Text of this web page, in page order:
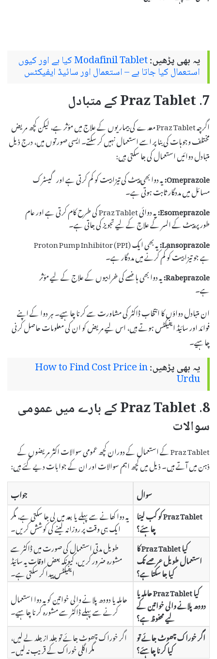
یہ بھی پڑھیں: Modafinil Tablet کیا ہے اور کیوں
استعمال کیا جاتا ہے – استعمال اور سائیڈ ایفیکٹس
7. Praz Tablet کے متبادل
اگرچہ Praz Tablet معدے کی بیماریوں کے علاج میں مؤثر ہے، لیکن کچھ مریض
مختلف وجوہات کی بنا پر اسے استعمال نہیں کر سکتے۔ ایسی صورتوں میں، درج ذیل
متبادل دوائیں استعمال کی جا سکتی ہیں:
Omeprazole:یہ دوا بھی پیٹ کی تیزابیت کو کم کرتی ہے اور گیسٹرک
مسائل میں مددگار ثابت ہوتی ہے۔
Esomeprazole:
یہ دوائی Praz Tablet کی طرح کام کرتی ہے اور عام
طور پر پیٹ کے السر کے علاج کے لیے تجویز کی جاتی ہے۔
Lansoprazole:
یہ بھی ایک Proton Pump Inhibitor (PPI)
ہے جو تیزابیت کو کم کرنے میں مددگار ہے۔
Rabeprazole:یہ دوا بھی ہاضمے کی خرابیوں کے علاج کے لیے مؤثر
ہے۔
ان متبادل دواؤں کا انتخاب ڈاکٹر کی مشاورت سے کرنا چاہیے۔ ہر دوا کے اپنے
فوائد اور سائیڈ ایفیکٹس ہوتے ہیں، اس لیے مریض کو ان کی معلومات حاصل کرنی
چاہیے۔
یہ بھی پڑھیں:How to Find Cost Price in
Urdu
8. Praz Tablet کے بارے میں عمومی
سوالات
Praz Tablet کے استعمال کے دوران کچھ عمومی سوالات اکثر مریضوں کے
ذہن میں آتے ہیں۔ ذیل میں کچھ اہم سوالات اور ان کے جوابات دیے گئے ہیں:
سوال
جواب
Praz Tablet کو کب لینا
چاہئے؟
یہ دوا کھانے سے پہلے یا بعد میں لی جا سکتی ہے، مگر
ایک ہی وقت پر روزانہ لینے کی کوشش کریں۔
کیا Praz Tablet کا
استعمال طویل عرصے تک
کیا جا سکتا ہے؟
طویل مدتی استعمال کی صورت میں ڈاکٹر سے
مشورہ ضرور کریں، کیونکہ بعض اوقات یہ سائیڈ
ایفیکٹس پیدا کر سکتی ہے۔
کیا Praz Tablet حاملہ یا
دودھ پلانے والی خواتین کے
لیے محفوظ ہے؟
حاملہ یا دودھ پلانے والی خواتین کو یہ دوا استعمال
کرنے سے پہلے ڈاکٹر سے مشورہ کرنا چاہیے۔
اگر خوراک چھوٹ جائے تو
کیا کرنا چاہئے؟
اگر خوراک چھوٹ جائے تو جلد از جلد لے لیں،
مگر اگلی خوراک کے قریب نہ لیں۔